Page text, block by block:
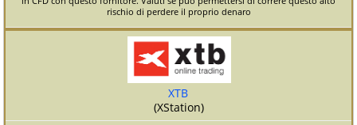
rischio di perdere il proprio denaro
XTB
(XStation)